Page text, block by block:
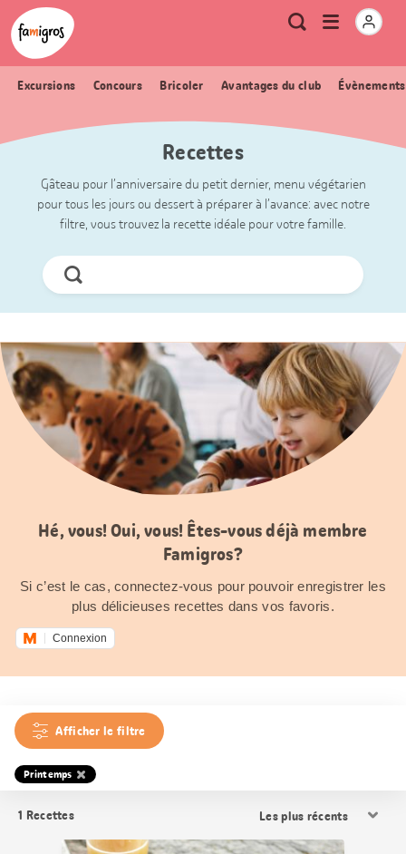
Signets
de
navigation
Header
Logo Métanavigation
RechercheOuvrir
Excursions Concours Bricoler Avantages du club
Recettes
Gâteau pour l’anniversaire du petit dernier, menu végétarien
pour tous les jours ou dessert à préparer à l’avance: avec notre
filtre, vous trouvez la recette idéale pour votre famille.
Chercher
Hé, vous! Oui, vous! Êtes-vous déjà membre
Famigros?
Si c’est le cas, connectez-vous pour pouvoir enregistrer les
plus délicieuses recettes dans vos favoris.
Connexion
Afficher le filtre
Printemps
1 Recettes
les
résultats